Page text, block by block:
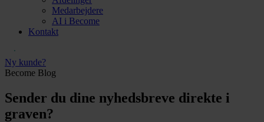
Medarbejdere
AI i Become
Kontakt
Ny kunde?
Become Blog
Sender du dine nyhedsbreve direkte i
graven?